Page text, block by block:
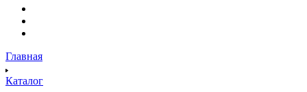
Главная
Каталог